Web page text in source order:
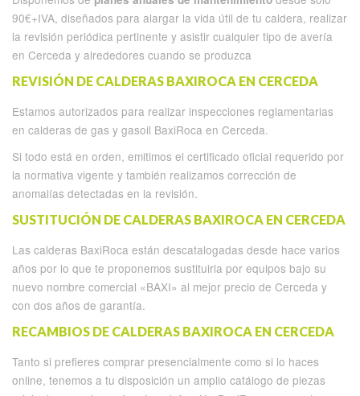
90€+IVA, diseñados para alargar la vida útil de tu caldera, realizar
la revisión periódica pertinente y asistir cualquier tipo de avería
en Cerceda y alrededores cuando se produzca
REVISIÓN DE CALDERAS BAXIROCA EN CERCEDA
Estamos autorizados para realizar inspecciones reglamentarias
en calderas de gas y gasoil BaxiRoca en Cerceda.
Si todo está en orden, emitimos el certificado oficial requerido por
la normativa vigente y también realizamos corrección de
anomalías detectadas en la revisión.
SUSTITUCIÓN DE CALDERAS BAXIROCA EN CERCEDA
Las calderas BaxiRoca están descatalogadas desde hace varios
años por lo que te proponemos sustituirla por equipos bajo su
nuevo nombre comercial «BAXI» al mejor precio de Cerceda y
con dos años de garantía.
RECAMBIOS DE CALDERAS BAXIROCA EN CERCEDA
Tanto si prefieres comprar presencialmente como si lo haces
online, tenemos a tu disposición un amplio catálogo de piezas